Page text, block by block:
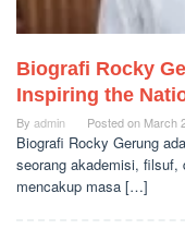
Biografi Rocky
Inspiring the
By admin Posted on March
Biografi Rocky Gerung
seorang akademisi,
mencakup masa […]